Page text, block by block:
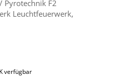
Pyrotechnik F2
Leuchtfeuerwerk,
verfügbar